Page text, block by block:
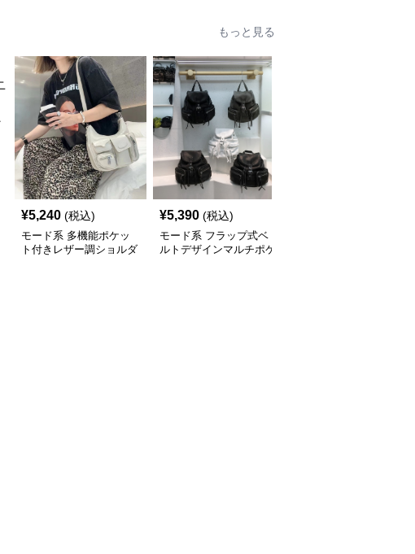
もっと見る
¥5,240 (税込)
モード系 多機能ポケッ
ト付きレザー調ショルダ
¥5,390 (税込)
モード系 フラップ式ベ
ルトデザインマルチポケ